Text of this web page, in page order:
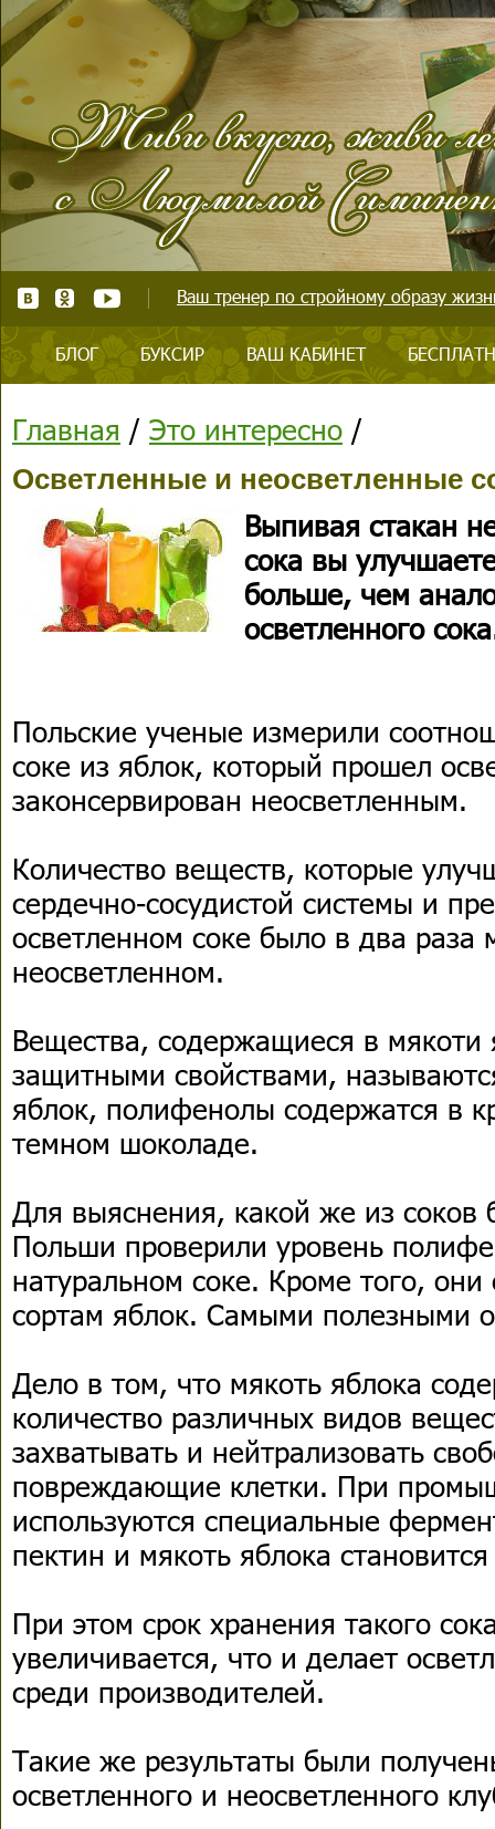
Ваш тренер по стройному образу
БЛОГ БУКСИР ВАШ КАБИНЕТ
Главная / Это интересно /
Осветленные и неосветленные
Выпивая стакан
сока вы
больше, чем
осветленного
Польские ученые измерили
соке из яблок, который прошел
законсервирован неосветленным.
Количество веществ, которые
сердечно-сосудистой системы и
осветленном соке было в два
неосветленном.
Вещества, содержащиеся в
защитными свойствами,
яблок, полифенолы содержатся в
темном шоколаде.
Для выяснения, какой же из соков
Польши проверили уровень
натуральном соке. Кроме того,
сортам яблок. Самыми полезными
Дело в том, что мякоть яблока
количество различных видов
захватывать и нейтрализовать
повреждающие клетки. При
используются специальные
пектин и мякоть яблока
При этом срок хранения такого
увеличивается, что и делает
среди производителей.
Такие же результаты были
осветленного и неосветленного